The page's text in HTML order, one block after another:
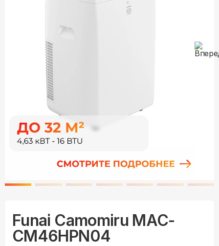
Funai Camomiru MAC-
CM46HPN04